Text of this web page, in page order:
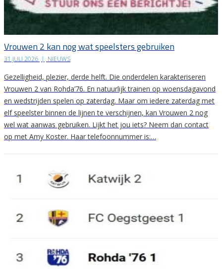
Vrouwen 2 kan nog wat speelsters gebruiken
31 JULI 2026 | NIEUWS
Gezelligheid, plezier, derde helft. Die onderdelen karakteriseren
Vrouwen 2 van Rohda’76. En natuurlijk trainen op woensdagavond
en wedstrijden spelen op zaterdag. Maar om iedere zaterdag met
elf speelster binnen de lijnen te verschijnen, kan Vrouwen 2 nog
wel wat aanwas gebruiken. Lijkt het jou iets? Neem dan contact
op met Amy Koster. Haar telefoonnummer is:…